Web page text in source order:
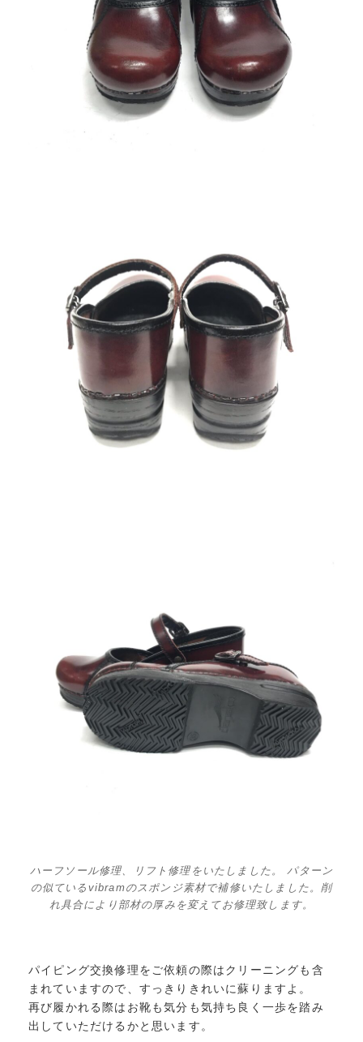
ハーフソール修理、リフト修理をいたしました。 パターン
の似ているvibramのスポンジ素材で補修いたしました。削
れ具合により部材の厚みを変えてお修理致します。
パイピング交換修理をご依頼の際はクリーニングも含
まれていますので、すっきりきれいに蘇りますよ。
再び履かれる際はお靴も気分も気持ち良く一歩を踏み
出していただけるかと思います。